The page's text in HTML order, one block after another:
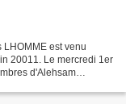
est venu
20011. Le mercredi 1er
d'Alehsam